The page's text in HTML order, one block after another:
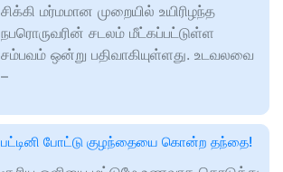
சிக்கி மர்மமான முறையில் உயிரிழந்த
நபரொருவரின் சடலம் மீட்கப்பட்டுள்ள
சம்பவம் ஒன்று பதிவாகியுள்ளது. உடவலவை
–
பட்டினி போட்டு குழந்தையை கொன்ற தந்தை!